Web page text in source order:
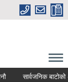
सार्वजनिक बाटोको